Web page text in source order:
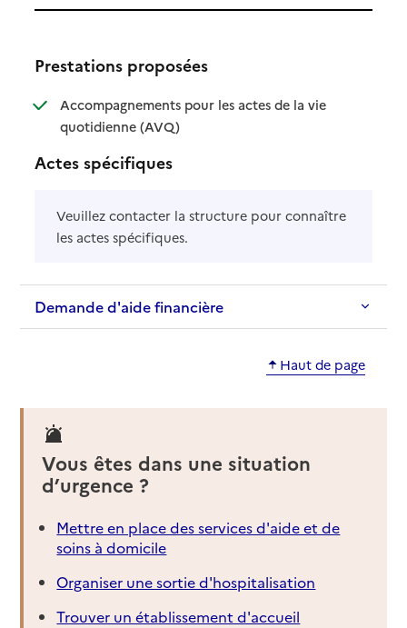
Prestations proposées
Accompagnements pour les actes de la vie
quotidienne (AVQ): disponible
: non disponible
Actes spécifiques
Veuillez contacter la structure pour connaître
les actes spécifiques.
Demande d'aide financière
Haut de page
Vous êtes dans une situation
d’urgence ?
Mettre en place des services d'aide et de
soins à domicile
Organiser une sortie d'hospitalisation
Trouver un établissement d'accueil